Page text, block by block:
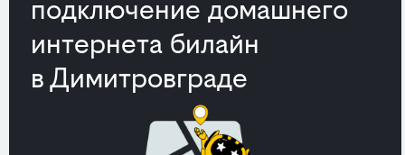
подключение домашнего
интернета билайн
в Димитровграде